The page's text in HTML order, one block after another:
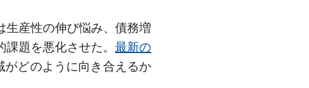
産性の伸び悩み、債務増
題を悪化させた。 最新の
どのように向き合えるか